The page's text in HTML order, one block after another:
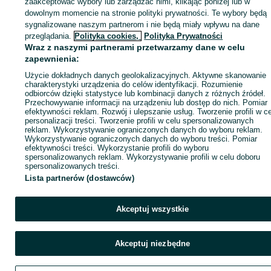
ID:1037813528 Wyświetlenia:
Zadzwoń / SMS
dowolnym momencie na stronie polityki prywatności. Te wybory będą
sygnalizowane naszym partnerom i nie będą miały wpływu na dane
przeglądania. Polityka cookies, Polityka Prywatności
Wraz z naszymi partnerami przetwarzamy dane w celu
zapewnienia:
Użycie dokładnych danych geolokalizacyjnych. Aktywne skanowanie
charakterystyki urządzenia do celów identyfikacji. Rozumienie
odbiorców dzięki statystyce lub kombinacji danych z różnych źródeł.
Przechowywanie informacji na urządzeniu lub dostęp do nich. Pomiar
efektywności reklam. Rozwój i ulepszanie usług. Tworzenie profili w
personalizacji treści. Tworzenie profili w celu spersonalizowanych
reklam. Wykorzystywanie ograniczonych danych do wyboru reklam.
Wykorzystywanie ograniczonych danych do wyboru treści. Pomiar
efektywności treści. Wykorzystanie profili do wyboru
spersonalizowanych reklam. Wykorzystywanie profili w celu doboru
spersonalizowanych treści.
Lista partnerów (dostawców)
Akceptuj wszystkie
Akceptuj niezbędne